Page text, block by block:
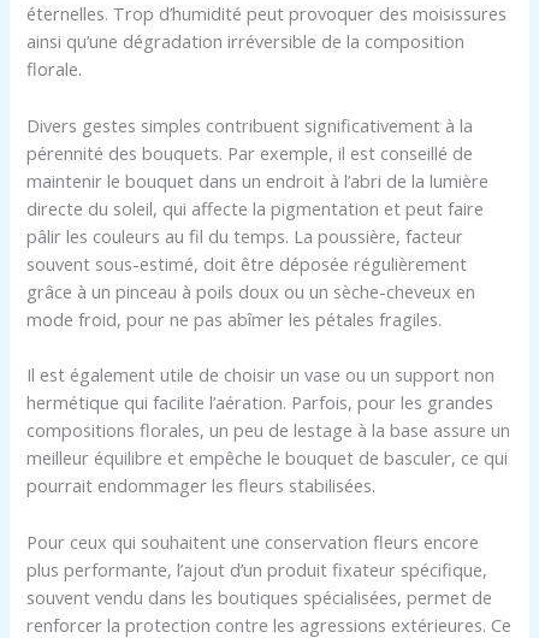
éternelles. Trop d’humidité peut provoquer des moisissures
ainsi qu’une dégradation irréversible de la composition
florale.
Divers gestes simples contribuent significativement à la
pérennité des bouquets. Par exemple, il est conseillé de
maintenir le bouquet dans un endroit à l’abri de la lumière
directe du soleil, qui affecte la pigmentation et peut faire
pâlir les couleurs au fil du temps. La poussière, facteur
souvent sous-estimé, doit être déposée régulièrement
grâce à un pinceau à poils doux ou un sèche-cheveux en
mode froid, pour ne pas abîmer les pétales fragiles.
Il est également utile de choisir un vase ou un support non
hermétique qui facilite l’aération. Parfois, pour les grandes
compositions florales, un peu de lestage à la base assure un
meilleur équilibre et empêche le bouquet de basculer, ce qui
pourrait endommager les fleurs stabilisées.
Pour ceux qui souhaitent une conservation fleurs encore
plus performante, l’ajout d’un produit fixateur spécifique,
souvent vendu dans les boutiques spécialisées, permet de
renforcer la protection contre les agressions extérieures. Ce